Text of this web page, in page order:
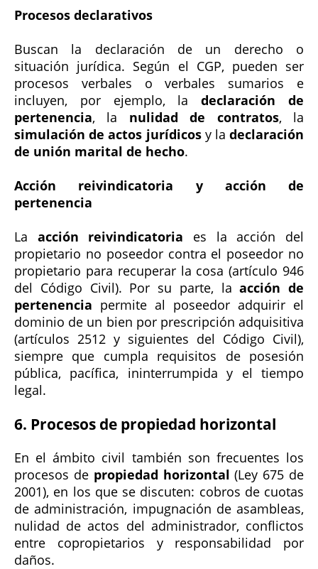
Procesos declarativos
Buscan la declaración de un derecho o
situación jurídica. Según el CGP, pueden ser
procesos verbales o verbales sumarios e
incluyen, por ejemplo, ladeclaración de
pertenencia, la nulidad de contratos, la
simulación de actos jurídicosy la declaración
de unión marital de hecho.
Acción reivindicatoria y acción de
pertenencia
La acción reivindicatoria es la acción del
propietario no poseedor contra el poseedor no
propietario para recuperar la cosa (artículo 946
del Código Civil). Por su parte, laacción de
pertenencia permite al poseedor adquirir el
dominio de un bien por prescripción adquisitiva
(artículos 2512 y siguientes del Código Civil),
siempre que cumpla requisitos de posesión
pública, pacífica, ininterrumpida y el tiempo
legal.
6. Procesos de propiedad horizontal
En el ámbito civil también son frecuentes los
procesos de propiedad horizontal (Ley 675 de
2001), en los que se discuten: cobros de cuotas
de administración, impugnación de asambleas,
nulidad de actos del administrador, conflictos
entre copropietarios y responsabilidad por
daños.